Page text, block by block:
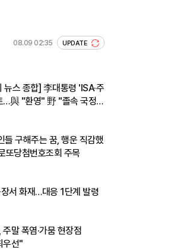
08.09 02:35 UPDATE
뉴스 종합] 李대통령 'ISA·주
…與 "환영" 野 "졸속 국정"
들 구해주는 꿈, 행운 직감했
당첨번호조회 주목
서 화재…대응 1단계 발령
말 폭염·가뭄 현장점
우선"